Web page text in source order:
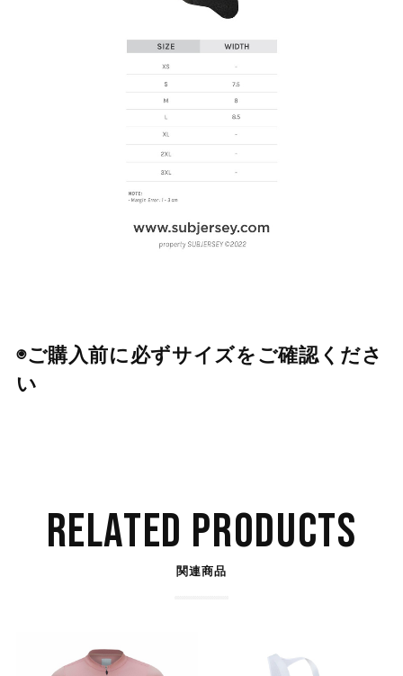
◉ご購入前に必ずサイズをご確認くださ
い
RELATED PRODUCTS
関連商品